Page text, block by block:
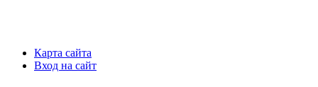
Карта сайта
Вход на сайт